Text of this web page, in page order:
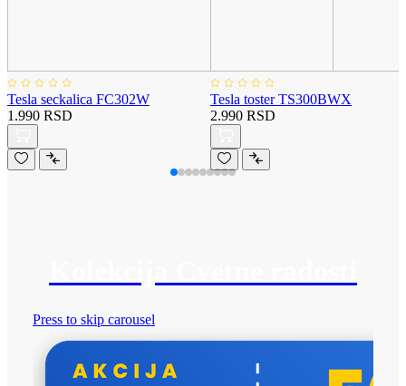
Tesla seckalica FC302W
1.990 RSD
Tesla toster TS300BWX
2.990 RSD
Press to skip carousel